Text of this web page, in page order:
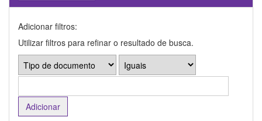
Adicionar filtros:
Utilizar filtros para refinar o resultado de busca.